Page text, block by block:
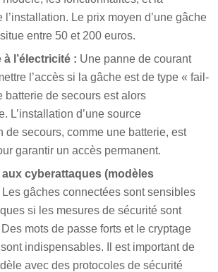
l’installation. Le prix moyen d’une gâche
entre 50 et 200 euros.
l’électricité : Une panne de courant
l’accès si la gâche est de type « fail-
batterie de secours est alors
L’installation d’une source
de secours, comme une batterie, est
garantir un accès permanent.
cyberattaques (modèles
Les gâches connectées sont sensibles
si les mesures de sécurité sont
mots de passe forts et le cryptage
indispensables. Il est important de
avec des protocoles de sécurité